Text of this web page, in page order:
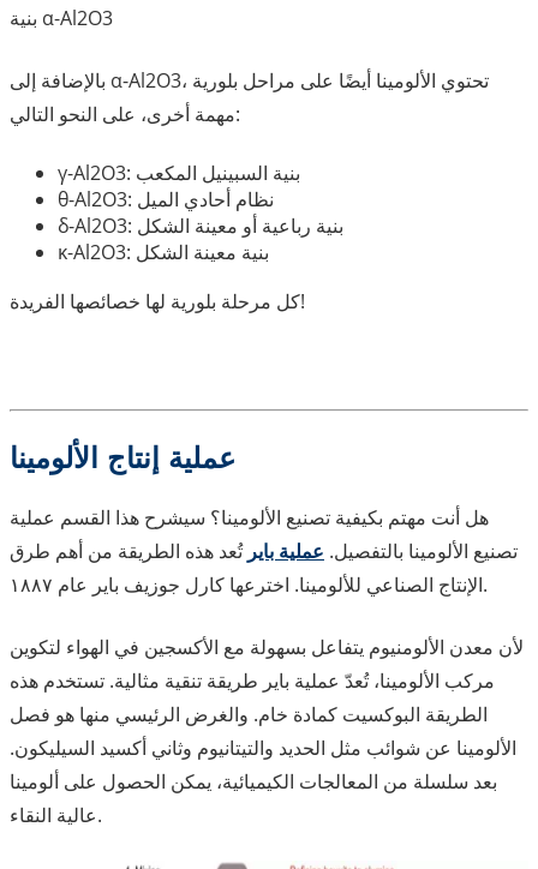
بنية α-Al2O3
بالإضافة إلى α-Al2O3، تحتوي الألومينا أيضًا على مراحل بلورية
مهمة أخرى، على النحو التالي:
γ-Al2O3: بنية السبينيل المكعب
θ-Al2O3: نظام أحادي الميل
δ-Al2O3: بنية رباعية أو معينة الشكل
κ-Al2O3: بنية معينة الشكل
كل مرحلة بلورية لها خصائصها الفريدة!
عملية إنتاج الألومينا
هل أنت مهتم بكيفية تصنيع الألومينا؟ سيشرح هذا القسم عملية
تصنيع الألومينا بالتفصيل. عملية باير تُعد هذه الطريقة من أهم طرق
الإنتاج الصناعي للألومينا. اخترعها كارل جوزيف باير عام ١٨٨٧.
لأن معدن الألومنيوم يتفاعل بسهولة مع الأكسجين في الهواء لتكوين
مركب الألومينا، تُعدّ عملية باير طريقة تنقية مثالية. تستخدم هذه
الطريقة البوكسيت كمادة خام. والغرض الرئيسي منها هو فصل
الألومينا عن شوائب مثل الحديد والتيتانيوم وثاني أكسيد السيليكون.
بعد سلسلة من المعالجات الكيميائية، يمكن الحصول على ألومينا
عالية النقاء.